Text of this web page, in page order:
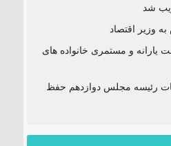
شد
وزیر اقتصاد
یارانه و مستمری خانواده های
رئیسه مجلس دوازدهم حفظ